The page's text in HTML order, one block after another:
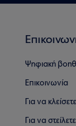
Ψηφιακή
Επικοινωνία
Για να
Για να